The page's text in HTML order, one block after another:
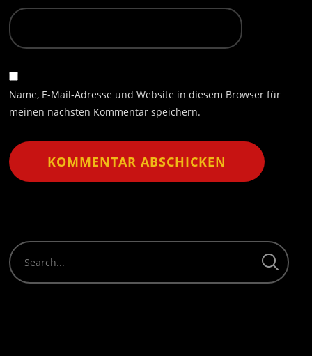
Name, E-Mail-Adresse und Website in diesem Browser für
meinen nächsten Kommentar speichern.